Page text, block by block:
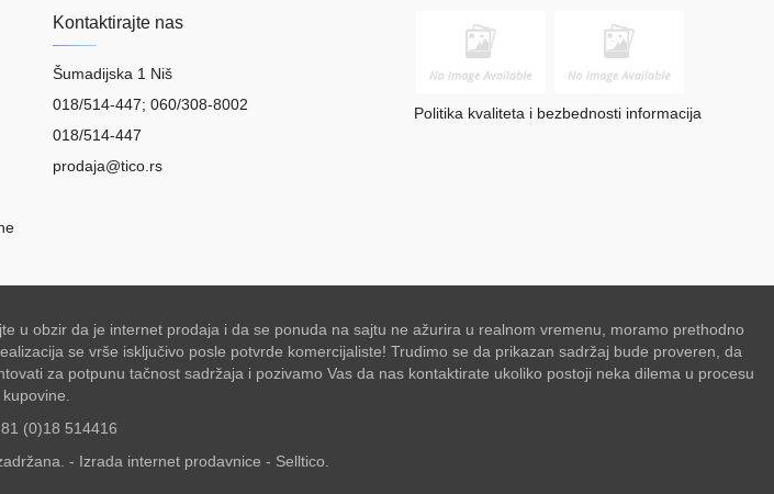
Kontaktirajte nas
Šumadijska 1 Niš
018/514-447; 060/308-8002
018/514-447
prodaja@tico.rs
Politika kvaliteta i bezbednosti informacija
u obzir da je internet prodaja i da se ponuda na sajtu ne ažurira u realnom vremenu, moramo prethodno
se vrše isključivo posle potvrde komercijaliste! Trudimo se da prikazan sadržaj bude proveren, da
za potpunu tačnost sadržaja i pozivamo Vas da nas kontaktirate ukoliko postoji neka dilema u procesu
kupovine.
(0)18 514416
- Izrada internet prodavnice - Selltico.